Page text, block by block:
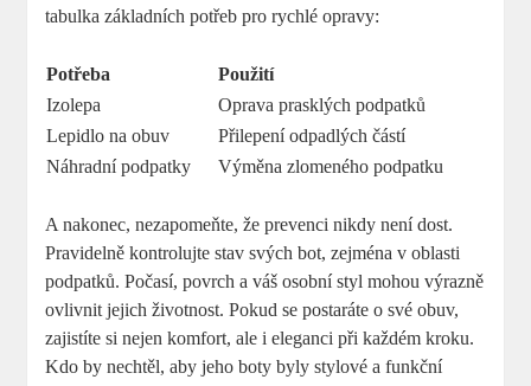
tabulka základních potřeb pro rychlé opravy:
Potřeba
Použití
Izolepa
Oprava prasklých podpatků
Lepidlo na obuv
Přilepení odpadlých částí
Náhradní podpatky
Výměna zlomeného podpatku
A nakonec, nezapomeňte, že prevenci nikdy není dost.
Pravidelně kontrolujte stav svých bot, zejména v oblasti
podpatků. Počasí, povrch a váš osobní styl mohou výrazně
ovlivnit jejich životnost. Pokud se postaráte o své obuv,
zajistíte si nejen komfort, ale i eleganci při každém kroku.
Kdo by nechtěl, aby jeho boty byly stylové a funkční